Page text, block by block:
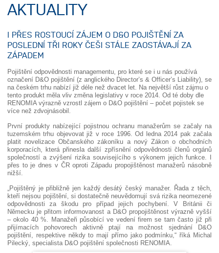
AKTUALITY
I PŘES ROSTOUCÍ ZÁJEM O D&O POJIŠTĚNÍ ZA
POSLEDNÍ TŘI ROKY ČEŠI STÁLE ZAOSTÁVAJÍ ZA
ZÁPADEM
Pojištění odpovědnosti managementu, pro které se i u nás používá
označení D&O pojištění (z anglického Director’s & Officer’s Liability), se
na českém trhu nabízí již déle než dvacet let. Na největší růst zájmu o
tento produkt měla vliv změna legislativy v roce 2014. Od té doby dle
RENOMIA výrazně vzrostl zájem o D&O pojištění – počet pojistek se
více než zdvojnásobil.
První produkty nabízející pojistnou ochranu manažerům se začaly na
tuzemském trhu objevovat již v roce 1996. Od ledna 2014 pak začala
platit novelizace Občanského zákoníku a nový Zákon o obchodních
korporacích, která přinesla další zpřísnění odpovědnosti členů orgánů
společností a zvýšení rizika souvisejícího s výkonem jejich funkce. I
přes to je dnes v ČR oproti Západu propojištěnost manažerů násobně
nižší.
„Pojištěný je přibližně jen každý desátý český manažer. Řada z těch,
kteří nejsou pojištění, si dostatečně neuvědomují svá rizika neomezené
odpovědnosti za škodu pro případ jejich pochybení. V Británii či
Německu je přitom informovanost a D&O propojištěnost výrazně vyšší
– okolo 40 %. Manažeři působící ve vedení firem se tam často již při
přijímacích pohovorech aktivně ptají na možnost sjednání D&O
pojištění, respektive někdy to mají přímo jako podmínku,“ říká Michal
Pilecký, specialista D&O pojištění společnosti RENOMIA.